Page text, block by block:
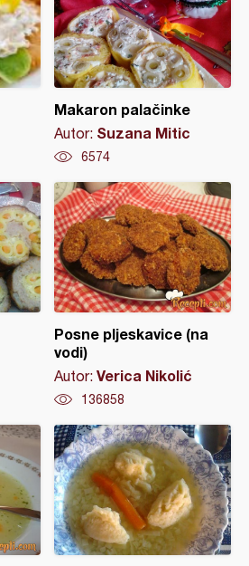
Makaron palačinke
Autor: Suzana Mitic
6574
Posne pljeskavice (na
vodi)
Autor: Verica Nikolić
136858